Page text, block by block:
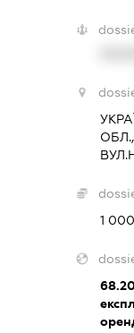
1